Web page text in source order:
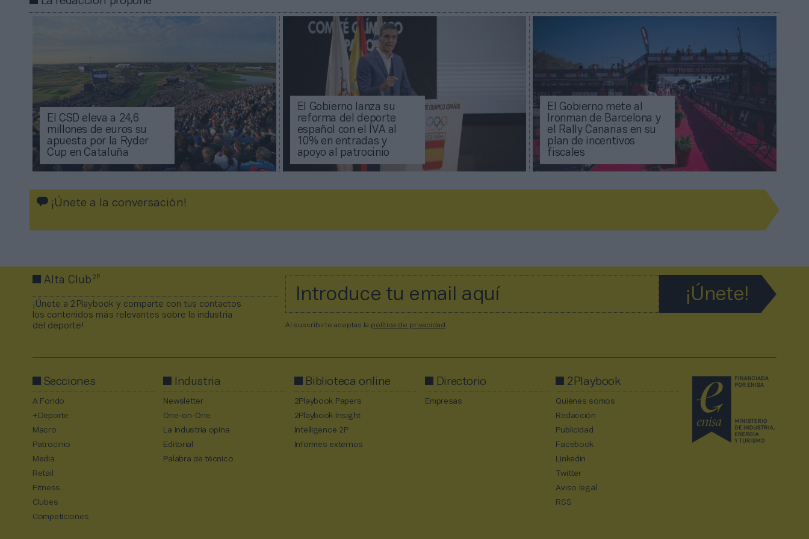
El CSD eleva a 24,6
millones de euros su
apuesta por la Ryder
Cup en Cataluña
El Gobierno lanza su
reforma del deporte
español con el IVA al
10% en entradas y
apoyo al patrocinio
El Gobierno mete al
Ironman de Barcelona y
el Rally Canarias en su
plan de incentivos
fiscales
¡Únete a la conversación!
Alta Club2P
¡Únete a 2Playbook y comparte con tus contactos
los contenidos más relevantes sobre la industria
del deporte!
Al suscribirte aceptas la política de privacidad
Secciones
A Fondo
+Deporte
Macro
Patrocinio
Media
Retail
Fitness
Clubes
Competiciones
Industria
Newsletter
One-on-One
La industria opina
Editorial
Palabra de técnico
Biblioteca online
2Playbook Papers
2Playbook Insight
Intelligence 2P
Informes externos
Directorio
Empresas
2Playbook
Quiénes somos
Redacción
Publicidad
Facebook
Linkedin
Twitter
Aviso legal
RSS